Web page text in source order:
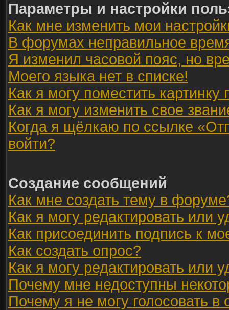
Параметры и настройки
Как мне изменить мои
В форумах неправильное
Я изменил часовой пояс, но
Моего языка нет в списке!
Как я могу поместить
Как я могу изменить свое
Когда я щёлкаю по ссылке
войти?
Создание сообщений
Как мне создать тему в
Как я могу редактировать или
Как присоединить подпись к
Как создать опрос?
Как я могу редактировать или
Почему мне недоступны
Почему я не могу голосовать в